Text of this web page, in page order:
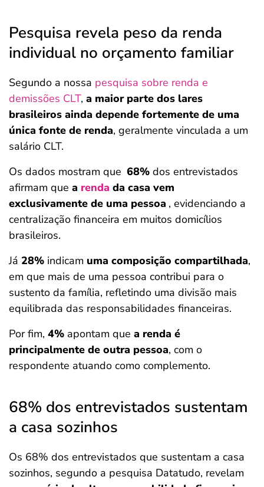
Pesquisa revela peso da renda
individual no orçamento familiar
Segundo a nossa pesquisa sobre renda e
demissões CLT, a maior parte dos lares
brasileiros ainda depende fortemente de uma
única fonte de renda, geralmente vinculada a um
salário CLT.
Os dados mostram que 68% dos entrevistados
afirmam que a renda da casa vem
exclusivamente de uma pessoa , evidenciando a
centralização financeira em muitos domicílios
brasileiros.
Já 28% indicam uma composição compartilhada,
em que mais de uma pessoa contribui para o
sustento da família, refletindo uma divisão mais
equilibrada das responsabilidades financeiras.
Por fim, 4% apontam que a renda é
principalmente de outra pessoa, com o
respondente atuando como complemento.
68% dos entrevistados sustentam
a casa sozinhos
Os 68% dos entrevistados que sustentam a casa
sozinhos, segundo a pesquisa Datatudo, revelam